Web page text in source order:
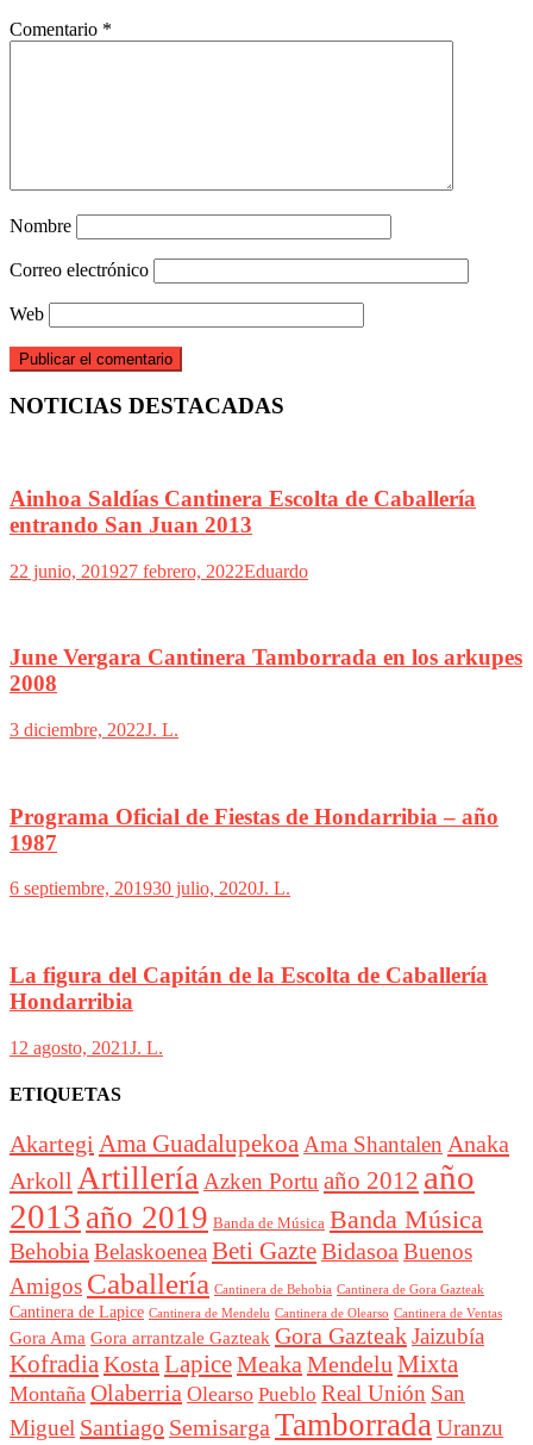
Comentario *
Nombre
Correo electrónico
Web
NOTICIAS DESTACADAS
Ainhoa Saldías Cantinera Escolta de Caballería
entrando San Juan 2013
22 junio, 201927 febrero, 2022Eduardo
June Vergara Cantinera Tamborrada en los arkupes
2008
3 diciembre, 2022J. L.
Programa Oficial de Fiestas de Hondarribia – año
1987
6 septiembre, 201930 julio, 2020J. L.
La figura del Capitán de la Escolta de Caballería
Hondarribia
12 agosto, 2021J. L.
ETIQUETAS
Akartegi Ama GuadalupekoaAma Shantalen Anaka
Arkoll ArtilleríaAzken Portu año 2012 año
2013 año 2019 Banda de Música Banda Música
BehobiaBelaskoeneaBeti GazteBidasoaBuenos
Amigos Caballería Cantinera de Behobia Cantinera de Gora Gazteak
Cantinera de Lapice Cantinera de Mendelu Cantinera de Olearso Cantinera de Ventas
Gora Ama Gora arrantzale Gazteak Gora GazteakJaizubía
KofradiaKostaLapiceMeakaMendeluMixta
Montaña Olaberria Olearso Pueblo Real Unión San
Miguel Santiago SemisargaTamborradaUranzu